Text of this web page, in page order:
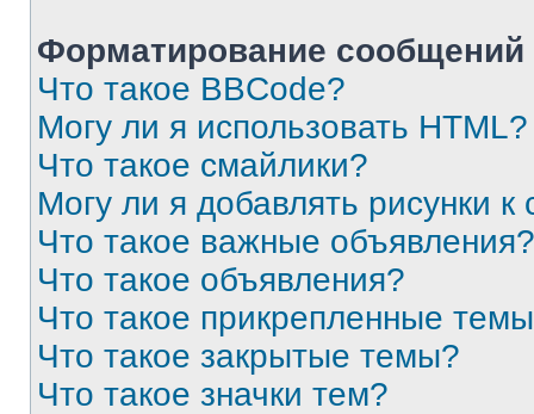
Форматирование
Что такое BBCode?
Могу ли я использовать HTML?
Что такое смайлики?
Могу ли я добавлять рисунки
Что такое важные объявления?
Что такое объявления?
Что такое прикрепленные
Что такое закрытые темы?
Что такое значки тем?